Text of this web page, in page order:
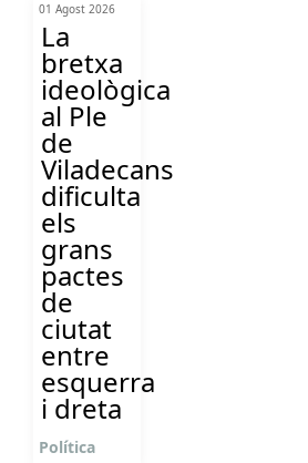
01 Agost 2026
La
bretxa
ideològica
al Ple
de
Viladecans
dificulta
els
grans
pactes
de
ciutat
entre
esquerra
i dreta
Política